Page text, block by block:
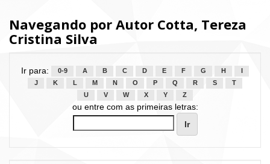
Navegando por Autor Cotta, Tereza
Cristina Silva
Ir para: 0-9 A B C D E F G H
J
K L M N O P Q R S
T
U
V W X Y Z
ou entre com as primeiras letras: